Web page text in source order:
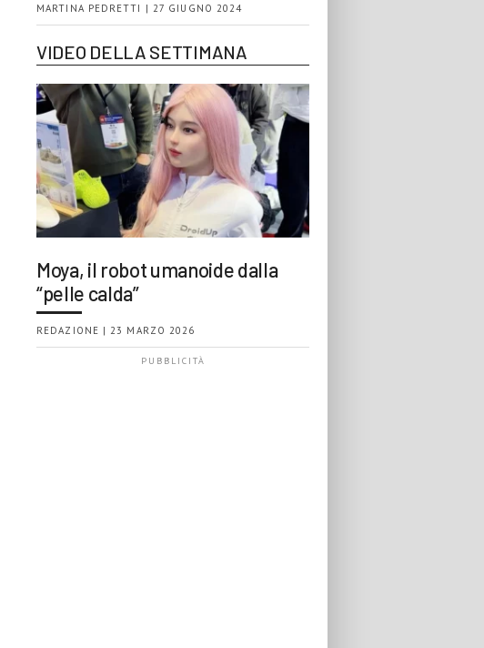
MARTINA PEDRETTI | 27 GIUGNO 2024
VIDEO DELLA SETTIMANA
Moya, il robot umanoide dalla
“pelle calda”
REDAZIONE | 23 MARZO 2026